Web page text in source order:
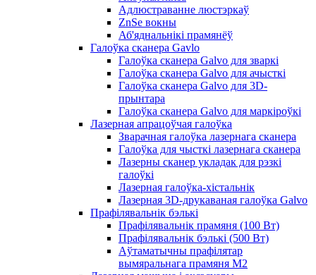
Адлюстраванне люстэркаў
ZnSe вокны
Аб'яднальнікі прамянёў
Галоўка сканера Gavlo
Галоўка сканера Galvo для зваркі
Галоўка сканера Galvo для ачысткі
Галоўка сканера Galvo для 3D-
прынтара
Галоўка сканера Galvo для маркіроўкі
Лазерная апрацоўчая галоўка
Зварачная галоўка лазернага сканера
Галоўка для чысткі лазернага сканера
Лазерны сканер укладак для рэзкі
галоўкі
Лазерная галоўка-хістальнік
Лазерная 3D-друкаваная галоўка Galvo
Прафілявальнік бэлькі
Прафілявальнік прамяня (100 Вт)
Прафілявальнік бэлькі (500 Вт)
Аўтаматычны прафілятар
вымяральнага прамяня M2